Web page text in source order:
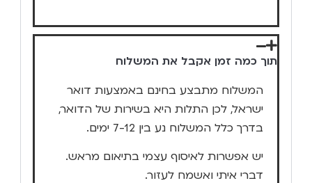
תוך כמה זמן אקבל את המשלוח
המשלוח מתבצע בחינם באמצעות דואר
ישראל, לכן התלות היא בשירות של הדואר,
בדרך כלל המשלוח נע בין 7-12 ימים.
יש אפשרות לאיסוף עצמי בתיאום מראש.
דברי איתי ואשמח לעזור.